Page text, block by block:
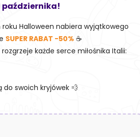
października!
roku Halloween nabiera wyjątkowego
SUPER RABAT -50% ☕
każde serce miłośnika Italii:
swoich kryjówek 💨